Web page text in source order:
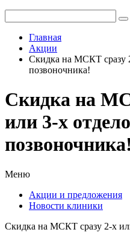
Главная
Акции
Скидка на МСКТ сразу
позвоночника!
Скидка на
или 3-х
позвоночника!
Меню
Акции и предложения
Новости клиники
Скидка на МСКТ сразу 2-х